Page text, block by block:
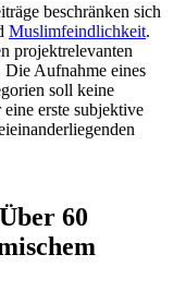
beschränken sich
Muslimfeindlichkeit.
projektrelevanten
Aufnahme eines
soll keine
erste subjektive
60